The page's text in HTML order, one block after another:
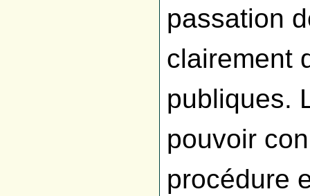
passation
clairement
publiques.
pouvoir
procédure